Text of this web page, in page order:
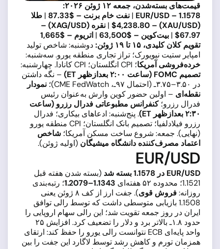
قیمت‌های بسته‌شدن، جمعه ۱۲ ژوئن ۲۰۲۶:
EUR/USD – 1.1578
| نفت خام برنت – $87.33 | طلا
(XAU/USD) – $4,238.80
|
نقره (XAG/USD) –
$67.97
| بیت‌کوین – $63,500 | اتریوم – $1,665
تقویم کلان کلیدی، ۱۵ تا ۱۹ ژوئن:
دوشنبه: شاخص تولید
امپایر ستیت نیویورک؛ تراز تجاری منطقه یورو. سه‌شنبه:
خرده‌فروشی آمریکا؛ CPI انگلستان؛ CPI کانادا. چهارشنبه:
تصمیم FOMC (ساعت ۲:۰۰ بعدازظهر ET)
– نگه داشتن
در ۳.۵۰–۳.۷۵ـ (احتمال ۹۷ـ، CME FedWatch)؛
نمودار
نقطه‌ای – اولین حضور کوین وارش به‌عنوان رئیس
فدرال رزرو؛کنفرانس مطبوعاتی فدرال رزرو (ساعت
۲:۳۰ بعدازظهر ET)
. پنج‌شنبه: ادعاهای بیکاری؛ فدرال
رزرو فیلادلفیا؛ تصمیم بانک انگلستان؛ CPI منطقه یورو
(نهایی). جمعه: شروع ساخت مسکن آمریکا؛ شاخص
اعتماد مصرف‌کننده دانشگاه میشیگان (اولیه ژوئن).
EUR/USD
EUR/USD در 1.1578 بسته شد
(بسته شدن هفته قبل
1.1521؛ محدوده ۵۲ هفته‌ای
1.1343–1.2079
؛ رتبه‌بندی
روزانه:فروش قوی
). جفت ارز از کف ۸ ژوئن یعنی
1.1508 بازیابی متوسطی داشت که توسط رالی توافق
ایران در روز جمعه تقویت شد؛ این رالی سهام اروپایی را
حدود ۱.۸ـ بالاتر برد و دلار را تضعیف کرد. افزایش ۲۵
واحد پایه‌ای ECB نتوانست رالی یورو را حفظ کند: ارتقای
همزمان تورم و کاهش رشد توسط لاگارد این جفت را بین